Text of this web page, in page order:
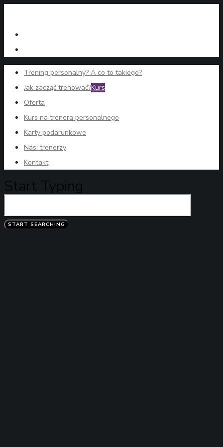
Trening personalny? A co to takiego?
Jak zacząć trenować?Kurs
Oferta
Kurs na trenera personalnego
Karty podarunkowe
Nasi trenerzy
Kontakt
Start Typing